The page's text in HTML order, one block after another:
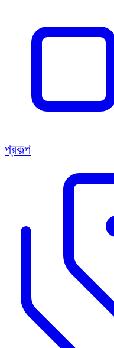
প্রকল্প